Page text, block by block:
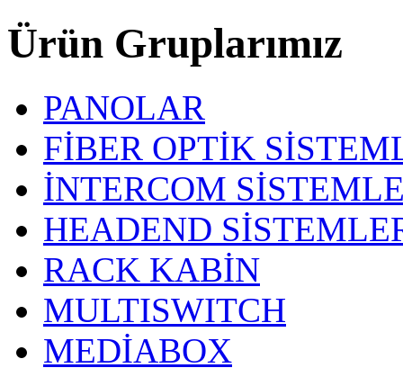
Ürün Gruplarımız
PANOLAR
FİBER OPTİK
İNTERCOM
HEADEND
RACK KABİN
MULTISWITCH
MEDİABOX